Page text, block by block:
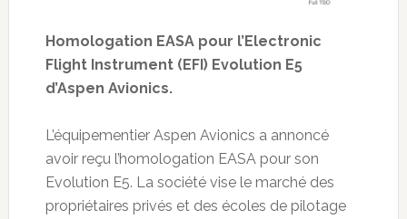
Homologation EASA pour l’Electronic
Flight Instrument (EFI) Evolution E5
d’Aspen Avionics.
L’équipementier Aspen Avionics a annoncé
avoir reçu l’homologation EASA pour son
Evolution E5. La société vise le marché des
propriétaires privés et des écoles de pilotage